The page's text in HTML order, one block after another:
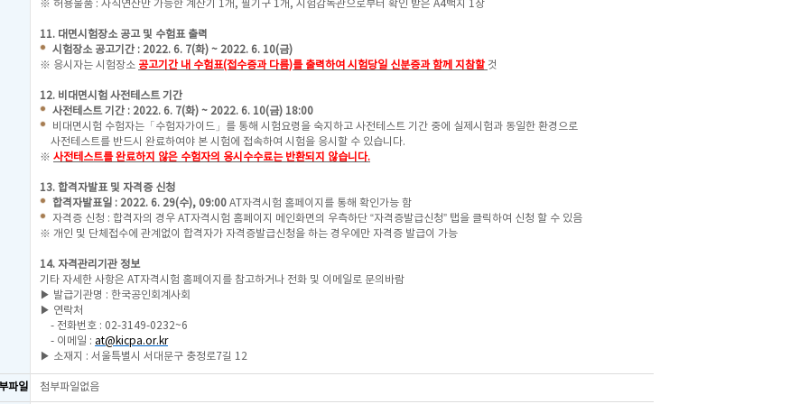
※ 허용물품 : 사칙연산만 가능한 계산기 1개, 필기구 1개, 시험감독관으로부터 확인 받은 A4백지 1장
11. 대면시험장소 공고 및 수험표 출력
시험장소 공고기간 : 2022. 6. 7(화) ~ 2022. 6. 10(금)
※ 응시자는 시험장소 공고기간 내 수험표(접수증과 다름)를 출력하여 시험당일 신분증과 함께 지참할 것
12. 비대면시험 사전테스트 기간
사전테스트 기간 : 2022. 6. 7(화) ~ 2022. 6. 10(금) 18:00
비대면시험 수험자는「수험자가이드」를 통해 시험요령을 숙지하고 사전테스트 기간 중에 실제시험과 동일한 환경으로
사전테스트를 반드시 완료하여야 본 시험에 접속하여 시험을 응시할 수 있습니다.
※ 사전테스트를 완료하지 않은 수험자의 응시수수료는 반환되지 않습니다.
13. 합격자발표 및 자격증 신청
합격자발표일 : 2022. 6. 29(수), 09:00 AT자격시험 홈페이지를 통해 확인가능 함
자격증 신청 : 합격자의 경우 AT자격시험 홈페이지 메인화면의 우측하단 “자격증발급신청” 탭을 클릭하여 신청 할 수 있음
※ 개인 및 단체접수에 관계없이 합격자가 자격증발급신청을 하는 경우에만 자격증 발급이 가능
14. 자격관리기관 정보
기타 자세한 사항은 AT자격시험 홈페이지를 참고하거나 전화 및 이메일로 문의바람
▶ 발급기관명 : 한국공인회계사회
▶ 연락처
- 전화번호 : 02-3149-0232~6
- 이메일 : at@kicpa.or.kr
▶ 소재지 : 서울특별시 서대문구 충정로7길 12
파일 첨부파일없음